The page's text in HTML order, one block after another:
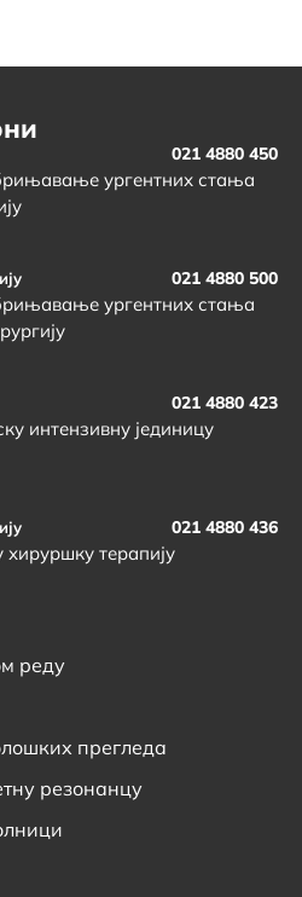
021 4880 450
ургентних стања
021 4880 500
ургентних стања
021 4880 423
интензивну јединицу
021 4880 436
терапију
реду
прегледа
резонанцу